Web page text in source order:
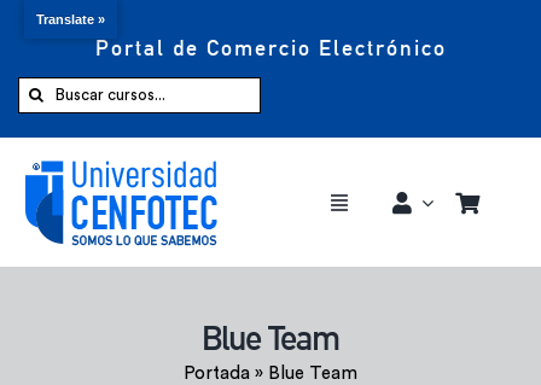
Portal de Comercio Electrónico
Buscar:
Toggle
Comprar ahora
Blue Team
Portada » Blue Team
Translate »